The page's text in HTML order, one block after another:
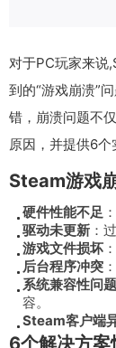
对于PC玩家来说
到的“游戏崩溃”
错，崩溃问题不
原因，并提供6个
Steam游戏
硬件性能不足
驱动未更新 ：
游戏文件损坏
后台程序冲突
系统兼容性问题
容。
Steam客户端
6个解决方